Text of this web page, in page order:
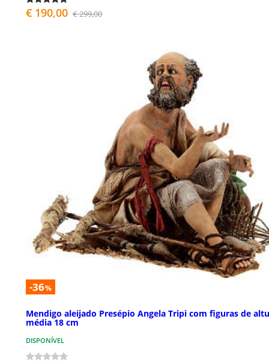
€ 190,00 € 299,00
-36%
Mendigo aleijado Presépio Angela Tripi com figuras de
média 18 cm
DISPONÍVEL